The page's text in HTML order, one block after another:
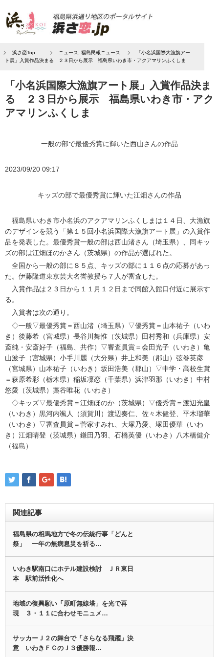
浜さ恋Top ニュース 福島民報ニュース
「小名浜国際大漁旗アー
ト展」入賞作品決まる ２３日から展示 福島県いわき市・アクアマリンふくしま
「小名浜国際大漁旗アート展」入賞作品決ま
る ２３日から展示 福島県いわき市・アク
アマリンふくしま
一般の部で最優秀賞に輝いた西山さんの作品
2023/09/20 09:17
キッズの部で最優秀賞に輝いた江畑さんの作品
福島県いわき市小名浜のアクアマリンふくしまは１４日、大漁旗
のデザインを競う「第１５回小名浜国際大漁旗アート展」の入賞作
品を発表した。最優秀賞一般の部は西山渚さん（埼玉県）、同キッ
ズの部は江畑ほのかさん（茨城県）の作品が選ばれた。
全国から一般の部に８５点、キッズの部に１１６点の応募があっ
た。伊藤隆道東京芸大名誉教授ら７人が審査した。
入賞作品は２３日から１１月１２日まで同館入館口付近に展示す
る。
入賞者は次の通り。
◇一般▽最優秀賞＝西山渚（埼玉県）▽優秀賞＝山本祐子（いわ
き）後藤希（宮城県）長谷川舞惟（茨城県）田村秀和（兵庫県）安
斎純・安斎好子（福島、共作）▽審査員賞＝会田光子（いわき）亀
山波子（宮城県）小手川麗（大分県）井上和美（郡山）弦巻英彦
（宮城県）山本祐子（いわき）坂田浩美（郡山）▽中学・高校生賞
＝萩原希彩（栃木県）稲坂凜恋（千葉県）浜津羽那（いわき）中村
悠愛（茨城県）藁谷唯花（いわき）
◇キッズ▽最優秀賞＝江畑ほのか（茨城県）▽優秀賞＝渡辺光皇
（いわき）黒河内颯人（須賀川）渡辺奏仁、佐々木健登、平木瑠華
（いわき）▽審査員賞＝菅家すみれ、大塚乃愛、塚田優華（いわ
き）江畑晴登（茨城県）鎌田乃羽、石橋英優（いわき）八木橋健介
（福島）
関連記事
福島県の相馬地方で冬の伝統行事「どんと
祭」 一年の無病息災を祈る…
いわき駅南口にホテル建設検討 ＪＲ東日
本 駅前活性化へ
地域の復興願い「原町無線塔」を光で再
現 ３・１１に合わせモニュメ…
サッカーＪ２の舞台で「さらなる飛躍」決
意 いわきＦＣのＪ３優勝報…